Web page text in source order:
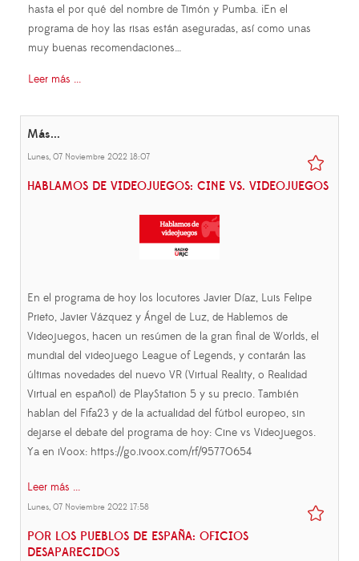
hasta el por qué del nombre de Timón y Pumba. ¡En el
programa de hoy las risas están aseguradas, así como unas
muy buenas recomendaciones…
Leer más ...
Más...
Lunes, 07 Noviembre 2022 18:07
HABLAMOS DE VIDEOJUEGOS: CINE VS. VIDEOJUEGOS
En el programa de hoy los locutores Javier Díaz, Luis Felipe
Prieto, Javier Vázquez y Ángel de Luz, de Hablemos de
Videojuegos, hacen un resúmen de la gran final de Worlds, el
mundial del videojuego League of Legends, y contarán las
últimas novedades del nuevo VR (Virtual Reality, o Realidad
Virtual en español) de PlayStation 5 y su precio. También
hablan del Fifa23 y de la actualidad del fútbol europeo, sin
dejarse el debate del programa de hoy: Cine vs Videojuegos.
Ya en iVoox: https://go.ivoox.com/rf/95770654
Leer más ...
Lunes, 07 Noviembre 2022 17:58
POR LOS PUEBLOS DE ESPAÑA: OFICIOS
DESAPARECIDOS